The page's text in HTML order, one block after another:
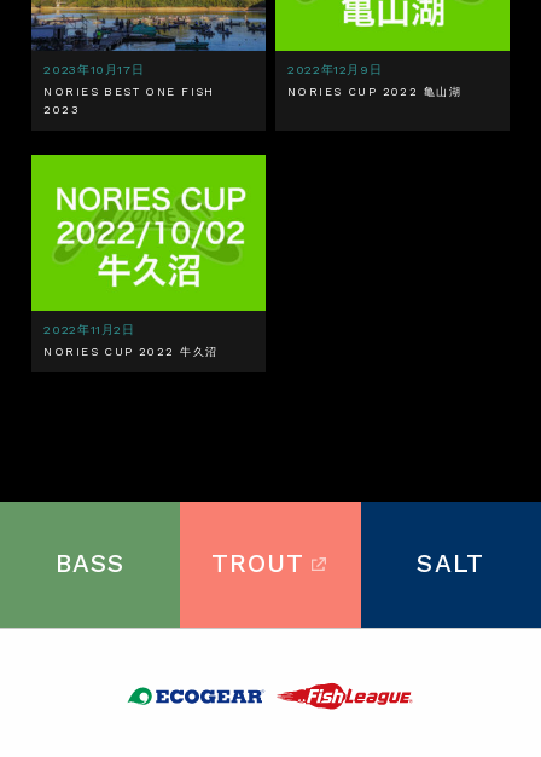
2023年10月17日
NORIES BEST ONE FISH
2023
2022年12月9日
NORIES CUP 2022 亀山湖
2022年11月2日
NORIES CUP 2022 牛久沼
BASS TROUT SALT